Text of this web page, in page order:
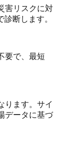
害リスクに対
断します。
要で、最短
ります。サイ
データに基づ